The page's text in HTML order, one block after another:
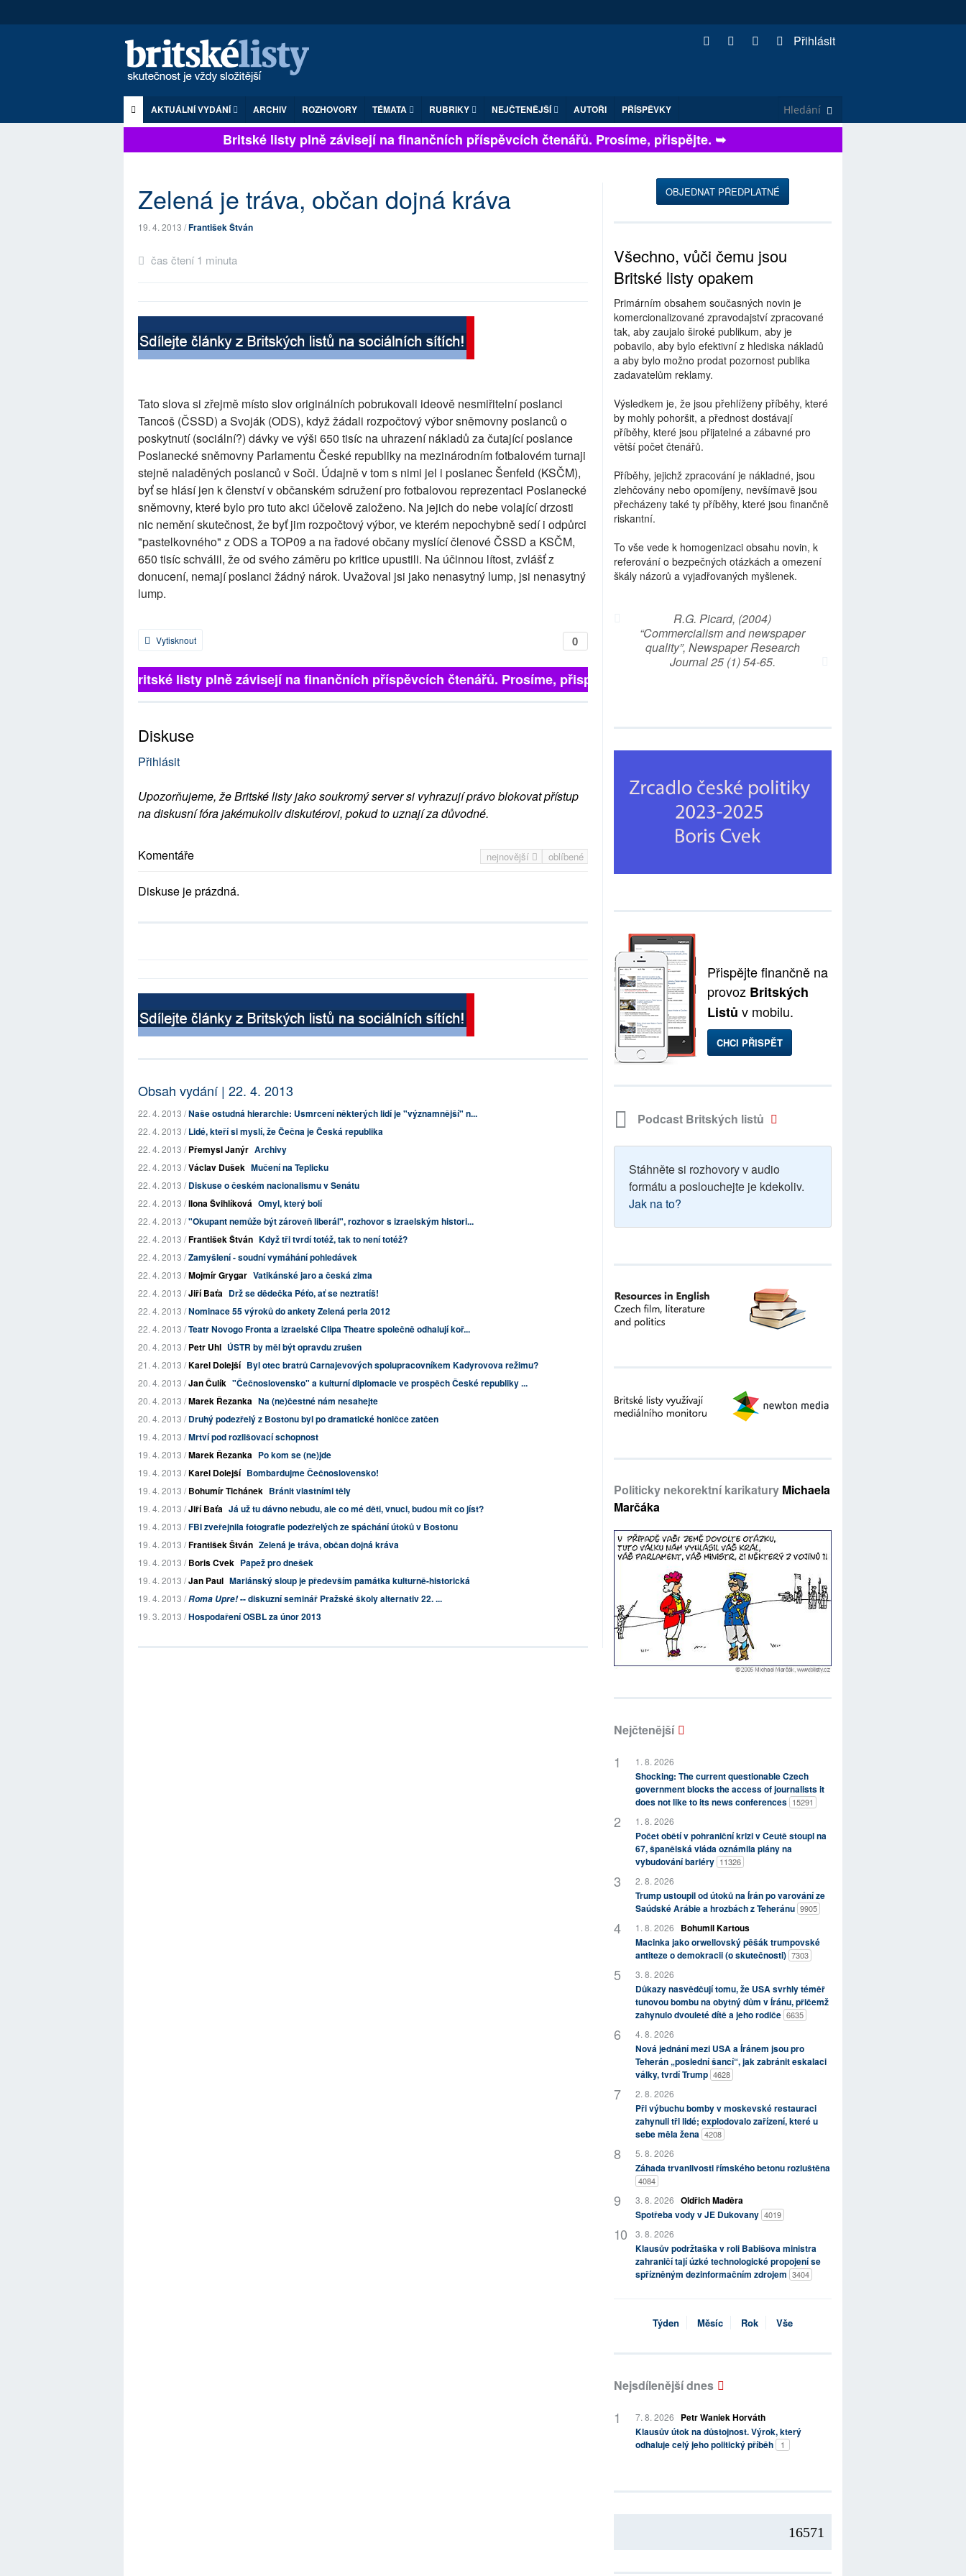
Přihlásit
AKTUÁLNÍ VYDÁNÍ ARCHIV ROZHOVORY TÉMATA RUBRIKY NEJČTENĚJŠÍ AUTOŘI PŘÍSPĚVKY
Britské listy plně závisejí na finančních příspěvcích čtenářů. Prosíme, přispějte. ➥
Zelená je tráva, občan dojná kráva
19. 4. 2013 /František Štván
čas čtení 1 minuta
Tato slova si zřejmě místo slov originálních pobrukovali ideově nesmiřitelní poslanci
Tancoš (ČSSD) a Svoják (ODS), když žádali rozpočtový výbor sněmovny poslanců o
poskytnutí (sociální?) dávky ve výši 650 tisíc na uhrazení nákladů za čutající poslance
Poslanecké sněmovny Parlamentu České republiky na mezinárodním fotbalovém turnaji
stejně naladěných poslanců v Soči. Údajně v tom s nimi jel i poslanec Šenfeld (KSČM),
byť se hlásí jen k členství v občanském sdružení pro fotbalovou reprezentaci Poslanecké
sněmovny, které bylo pro tuto akci účelově založeno. Na jejich do nebe volající drzosti
nic nemění skutečnost, že byť jim rozpočtový výbor, ve kterém nepochybně sedí i odpůrci
"pastelkovného" z ODS a TOP09 a na řadové občany myslící členové ČSSD a KSČM,
650 tisíc schválil, že od svého záměru po kritice upustili. Na účinnou lítost, zvlášť z
donucení, nemají poslanci žádný nárok. Uvažoval jsi jako nenasytný lump, jsi nenasytný
lump.
0
Vytisknout
Britské listy plně závisejí na finančních příspěvcích čtenářů. Prosíme, přispějte. ➥
Diskuse
Přihlásit
Upozorňujeme, že Britské listy jako soukromý server si vyhrazují právo blokovat přístup
na diskusní fóra jakémukoliv diskutérovi, pokud to uznají za důvodné.
nejnovější oblíbené
Komentáře
Diskuse je prázdná.
Obsah vydání | 22. 4. 2013
22. 4. 2013 /Naše ostudná hierarchie: Usmrcení některých lidí je "významnější" n...
22. 4. 2013 /Lidé, kteří si myslí, že Čečna je Česká republika
22. 4. 2013 /Přemysl Janýr Archivy
22. 4. 2013 /Václav Dušek Mučení na Teplicku
22. 4. 2013 /Diskuse o českém nacionalismu v Senátu
22. 4. 2013 /Ilona Švihlíková Omyl, který bolí
22. 4. 2013 /"Okupant nemůže být zároveň liberál", rozhovor s izraelským histori...
22. 4. 2013 /František Štván Když tři tvrdí totéž, tak to není totéž?
22. 4. 2013 /Zamyšlení - soudní vymáhání pohledávek
22. 4. 2013 /Mojmír Grygar Vatikánské jaro a česká zima
22. 4. 2013 /Jiří Baťa Drž se dědečka Péťo, ať se neztratíš!
22. 4. 2013 /Nominace 55 výroků do ankety Zelená perla 2012
22. 4. 2013 /Teatr Novogo Fronta a izraelské Clipa Theatre společně odhalují koř...
20. 4. 2013 /Petr Uhl ÚSTR by měl být opravdu zrušen
21. 4. 2013 /Karel Dolejší Byl otec bratrů Carnajevových spolupracovníkem Kadyrovova režimu?
20. 4. 2013 /Jan Čulík "Čečnoslovensko" a kulturní diplomacie ve prospěch České republiky ...
20. 4. 2013 /Marek Řezanka Na (ne)čestné nám nesahejte
20. 4. 2013 /Druhý podezřelý z Bostonu byl po dramatické honičce zatčen
19. 4. 2013 /Mrtví pod rozlišovací schopnost
19. 4. 2013 /Marek Řezanka Po kom se (ne)jde
19. 4. 2013 /Karel Dolejší Bombardujme Čečnoslovensko!
19. 4. 2013 /Bohumír Tichánek Bránit vlastními těly
19. 4. 2013 /Jiří Baťa Já už tu dávno nebudu, ale co mé děti, vnuci, budou mít co jíst?
19. 4. 2013 /FBI zveřejnila fotografie podezřelých ze spáchání útoků v Bostonu
19. 4. 2013 /František Štván Zelená je tráva, občan dojná kráva
19. 4. 2013 /Boris Cvek Papež pro dnešek
19. 4. 2013 /Jan Paul Mariánský sloup je především památka kulturně-historická
19. 4. 2013 /Roma Upre!-- diskuzní seminář Pražské školy alternativ 22. ...
19. 3. 2013 /Hospodaření OSBL za únor 2013
OBJEDNAT PŘEDPLATNÉ
Všechno, vůči čemu jsou
Britské listy opakem
Primárním obsahem současných novin je
komercionalizované zpravodajství zpracované
tak, aby zaujalo široké publikum, aby je
pobavilo, aby bylo efektivní z hlediska nákladů
a aby bylo možno prodat pozornost publika
zadavatelům reklamy.
Výsledkem je, že jsou přehlíženy příběhy, které
by mohly pohoršit, a přednost dostávají
příběhy, které jsou přijatelné a zábavné pro
větší počet čtenářů.
Příběhy, jejichž zpracování je nákladné, jsou
zlehčovány nebo opomíjeny, nevšímavě jsou
přecházeny také ty příběhy, které jsou finančně
riskantní.
To vše vede k homogenizaci obsahu novin, k
referování o bezpečných otázkách a omezení
škály názorů a vyjadřovaných myšlenek.
R.G. Picard, (2004)
“Commercialism and newspaper
quality”, Newspaper Research
Journal 25 (1) 54-65.
Přispějte finančně na
provoz Britských
Listů v mobilu.
CHCI PŘISPĚT
Podcast Britských listů
Stáhněte si rozhovory v audio
formátu a poslouchejte je kdekoliv.
Jak na to?
Politicky nekorektní karikatury Michaela
Marčáka
Nejčtenější
1. 8. 2026
Shocking: The current questionable Czech
government blocks the access of journalists it
does not like to its news conferences 15291
1. 8. 2026
Počet obětí v pohraniční krizi v Ceutě stoupl na
67, španělská vláda oznámila plány na
vybudování bariéry 11326
2. 8. 2026
Trump ustoupil od útoků na Írán po varování ze
Saúdské Arábie a hrozbách z Teheránu 9905
1. 8. 2026
Bohumil Kartous
Macinka jako orwellovský pěšák trumpovské
antiteze o demokracii (o skutečnosti) 7303
3. 8. 2026
Důkazy nasvědčují tomu, že USA svrhly téměř
tunovou bombu na obytný dům v Íránu, přičemž
zahynulo dvouleté dítě a jeho rodiče 6635
4. 8. 2026
Nová jednání mezi USA a Íránem jsou pro
Teherán „poslední šancí“, jak zabránit eskalaci
války, tvrdí Trump 4628
2. 8. 2026
Při výbuchu bomby v moskevské restauraci
zahynuli tři lidé; explodovalo zařízení, které u
sebe měla žena 4208
5. 8. 2026
Záhada trvanlivosti římského betonu rozluštěna
4084
3. 8. 2026 Oldřich Maděra
Spotřeba vody v JE Dukovany 4019
3. 8. 2026
Klausův podržtaška v roli Babišova ministra
zahraničí tají úzké technologické propojení se
spřízněným dezinformačním zdrojem 3404
Týden Měsíc Rok Vše
Nejsdílenější dnes
7. 8. 2026
Petr Waniek Horváth
Klausův útok na důstojnost. Výrok, který
odhaluje celý jeho politický příběh
1
16571